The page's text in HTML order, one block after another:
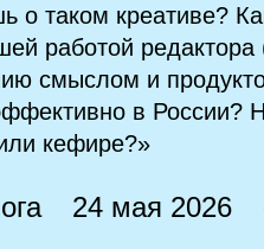
о таком креативе?
работой редактора
смыслом и
в России?
кефире?»
24 мая 2026